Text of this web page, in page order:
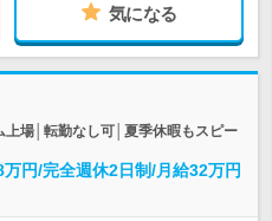
気になる
上場│転勤なし可│夏季休暇もスピー
円/完全週休2日制/月給32万円